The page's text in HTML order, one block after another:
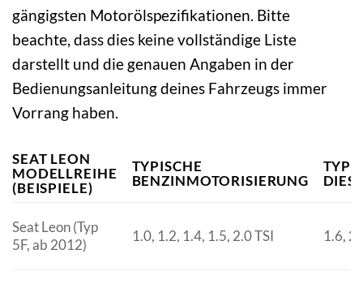
gängigsten Motorölspezifikationen. Bitte
beachte, dass dies keine vollständige Liste
darstellt und die genauen Angaben in der
Bedienungsanleitung deines Fahrzeugs immer
Vorrang haben.
SEAT LEON
MODELLREIHE
(BEISPIELE)
TYPISCHE
BENZINMOTORISIERUNG
Seat Leon (Typ
5F, ab 2012)
1.0, 1.2, 1.4, 1.5, 2.0 TSI 1.6,